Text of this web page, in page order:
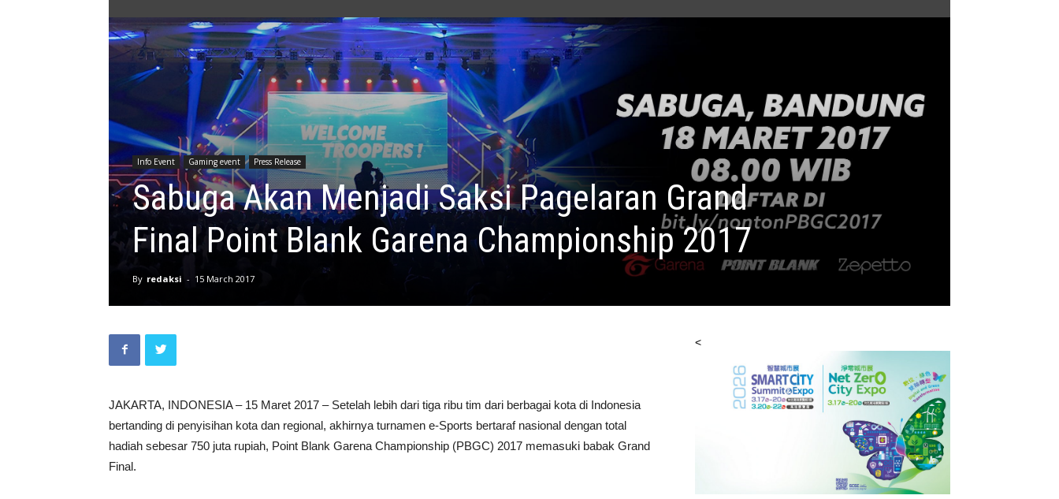
Info Event Gaming event Press Release
Sabuga Akan Menjadi Saksi Pagelaran Grand
Final Point Blank Garena Championship 2017
By redaksi - 15 March 2017
JAKARTA, INDONESIA – 15 Maret 2017 – Setelah lebih dari tiga ribu tim dari berbagai kota di Indonesia
bertanding di penyisihan kota dan regional, akhirnya turnamen e-Sports bertaraf nasional dengan total
hadiah sebesar 750 juta rupiah, Point Blank Garena Championship (PBGC) 2017 memasuki babak Grand
Final.
<